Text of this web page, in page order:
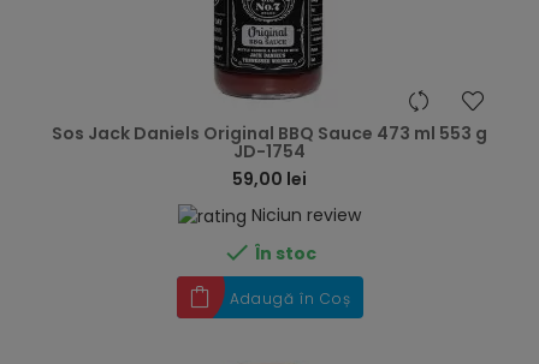
Sos Jack Daniels Original BBQ Sauce 473 ml 553 g
JD-1754
59,00 lei
Niciun review
 În stoc
Adaugă în Coș